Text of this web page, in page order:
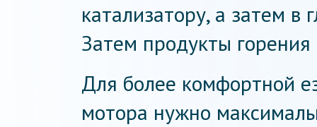
катализатору, а затем в
Затем продукты
Для более комфортной
мотора нужно